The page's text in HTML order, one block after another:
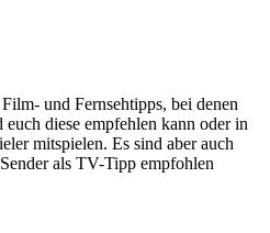
und Fernsehtipps, bei denen
diese empfehlen kann oder in
mitspielen. Es sind aber auch
als TV-Tipp empfohlen